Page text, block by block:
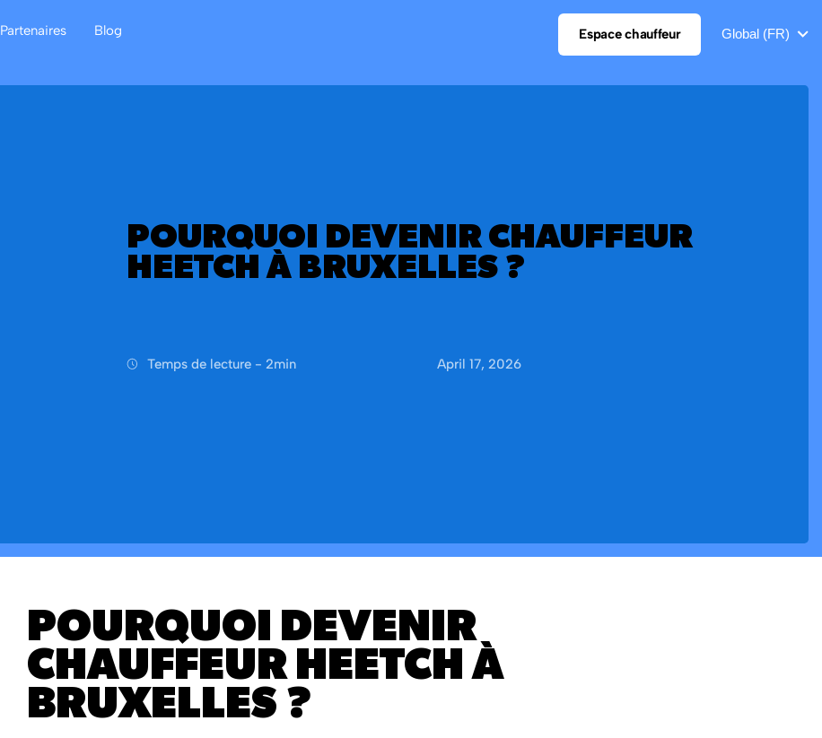
Partenaires Blog Espace chauffeur Global (FR)
POURQUOI DEVENIR CHAUFFEUR
HEETCH À BRUXELLES ?
Temps de lecture - 2min April 17, 2026
POURQUOI DEVENIR
CHAUFFEUR HEETCH À
BRUXELLES ?